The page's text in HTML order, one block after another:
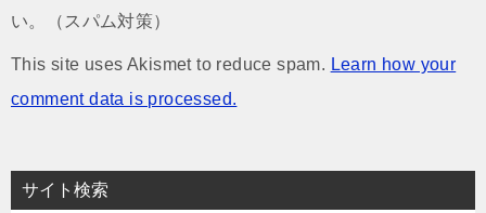
い。（スパム対策）
This site uses Akismet to reduce spam. Learn how your
comment data is processed.
サイト検索